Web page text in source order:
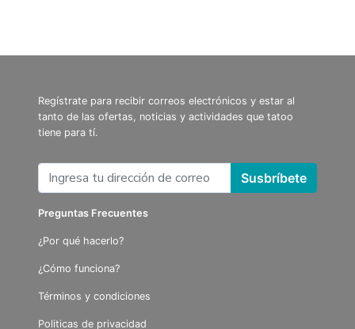
Regístrate para recibir correos electrónicos y estar al
tanto de las ofertas, noticias y actividades que tatoo
tiene para tí.
Susbríbete
Preguntas Frecuentes
¿Por qué hacerlo?
¿Cómo funciona?
Términos y condiciones
Politicas de privacidad